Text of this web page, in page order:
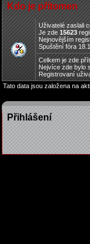
Kdo je přítomen
Uživatelé zaslali
Je zde15623
Nejnovějším
Spuštění fóra
Celkem je zde
Nejvíce zde bylo
Registrovaní
Tato data jsou založena na
Přihlášení